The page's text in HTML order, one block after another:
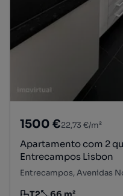
1500 €22,73 €/m²
Apartamento com 2
Entrecampos Lisbon
Entrecampos, Avenidas